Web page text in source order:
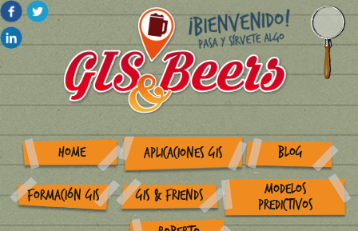
HOME APLICACIONES GIS BLOG
FORMACIÓN GIS GIS & FRIENDS
MODELOS
PREDICTIVOS